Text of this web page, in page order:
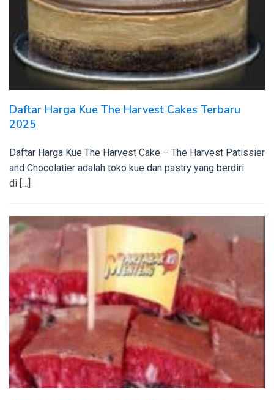
Daftar Harga Kue The Harvest Cakes Terbaru
2025
Daftar Harga Kue The Harvest Cake – The Harvest Patissier
and Chocolatier adalah toko kue dan pastry yang berdiri
di […]